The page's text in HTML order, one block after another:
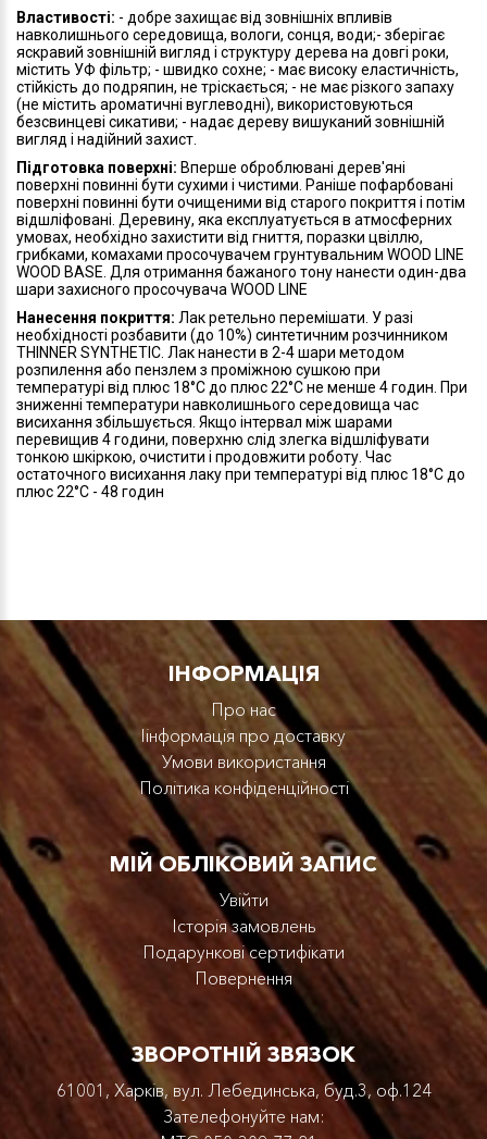
Властивості: - добре захищає від зовнішніх впливів
навколишнього середовища, вологи, сонця, води;- зберігає
яскравий зовнішній вигляд і структуру дерева на довгі роки,
містить УФ фільтр; - швидко сохне; - має високу еластичність,
стійкість до подряпин, не тріскається; - не має різкого запаху
(не містить ароматичні вуглеводні), використовуються
безсвинцеві сикативи; - надає дереву вишуканий зовнішній
вигляд і надійний захист.
Підготовка поверхні: Вперше оброблювані дерев'яні
поверхні повинні бути сухими і чистими. Раніше пофарбовані
поверхні повинні бути очищеними від старого покриття і потім
відшліфовані. Деревину, яка експлуатується в атмосферних
умовах, необхідно захистити від гниття, поразки цвіллю,
грибками, комахами просочувачем грунтувальним WOOD LINE
WOOD BASE. Для отримання бажаного тону нанести один-два
шари захисного просочувача WOOD LINE
Нанесення покриття: Лак ретельно перемішати. У разі
необхідності розбавити (до 10%) синтетичним розчинником
THINNER SYNTHETIC. Лак нанести в 2-4 шари методом
розпилення або пензлем з проміжною сушкою при
температурі від плюс 18°С до плюс 22°C не менше 4 годин. При
зниженні температури навколишнього середовища час
висихання збільшується. Якщо інтервал між шарами
перевищив 4 години, поверхню слід злегка відшліфувати
тонкою шкіркою, очистити і продовжити роботу. Час
остаточного висихання лаку при температурі від плюс 18°С до
плюс 22°C - 48 годин
IНФОРМАЦІЯ
Про нас
Iінформація про доставку
Умови використання
Політика конфіденційності
МІЙ ОБЛІКОВИЙ ЗАПИС
Увійти
Історія замовлень
Подарункові сертифікати
Повернення
ЗВОРОТНІЙ ЗВЯЗОК
61001, Харків, вул. Лебединська, буд.3, оф.124
Зателефонуйте нам: